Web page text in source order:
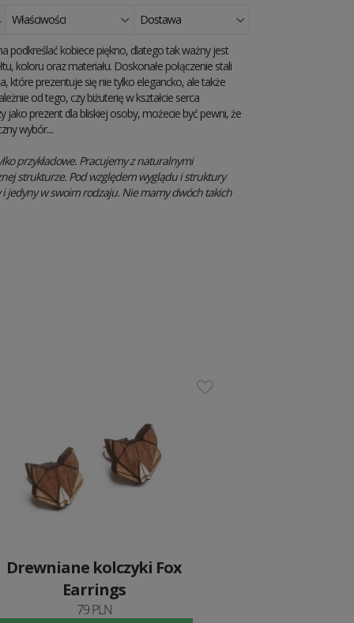
Właściwości Dostawa
podkreślać kobiece piękno, dlatego tak ważny jest
koloru oraz materiału. Doskonałe połączenie stali
które prezentuje się nie tylko elegancko, ale także
od tego, czy biżuterię w kształcie serca
jako prezent dla bliskiej osoby, możecie być pewni, że
wybór....
przykładowe. Pracujemy z naturalnymi
strukturze. Pod względem wyglądu i struktury
jedyny w swoim rodzaju. Nie mamy dwóch takich
Drewniane kolczyki Fox
Earrings
79 PLN